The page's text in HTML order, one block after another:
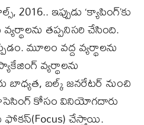
ఇప్పుడు ‘క్యాపింగ్’కు
తప్పనిసరి చేసింది.
మూలం వద్ద వ్యర్థాలను
వ్యర్థాలను
బల్క్ జనరేటర్ నుంచి
కోసం వినియోగదారు
చేస్తాయి.